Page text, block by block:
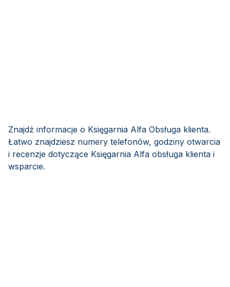
Znajdź informacje o Księgarnia Alfa Obsługa klienta.
Łatwo znajdziesz numery telefonów, godziny otwarcia
i recenzje dotyczące Księgarnia Alfa obsługa klienta i
wsparcie.